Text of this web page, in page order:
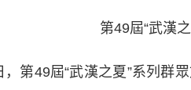
第49屆“武漢
49屆“武漢之夏”系列群眾